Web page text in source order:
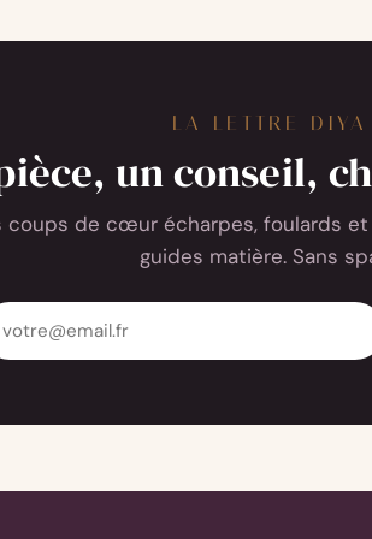
LA LETTRE DIYA
un conseil,
coups de cœur écharpes, foulards
guides matière. Sans